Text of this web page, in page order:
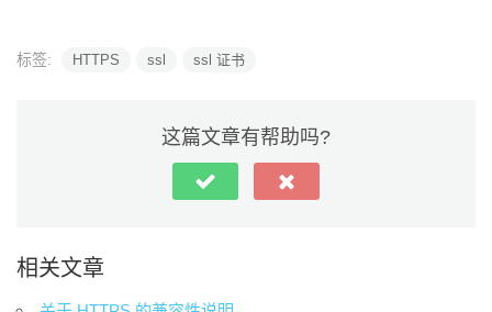
标签: HTTPS ssl ssl 证书
这篇文章有帮助吗?
相关文章